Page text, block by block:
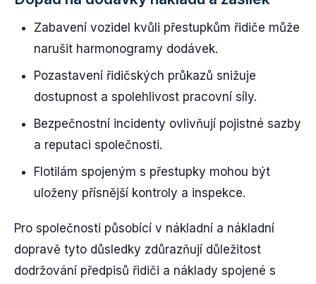
Zabavení vozidel kvůli přestupkům řidiče může
narušit harmonogramy dodávek.
Pozastavení řidičských průkazů snižuje
dostupnost a spolehlivost pracovní síly.
Bezpečnostní incidenty ovlivňují pojistné sazby
a reputaci společnosti.
Flotilám spojeným s přestupky mohou být
uloženy přísnější kontroly a inspekce.
Pro společnosti působící v nákladní a nákladní
dopravě tyto důsledky zdůrazňují důležitost
dodržování předpisů řidiči a náklady spojené s